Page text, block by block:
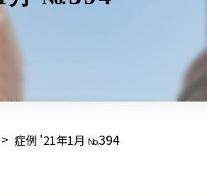
> 症例 '21年1月No.394